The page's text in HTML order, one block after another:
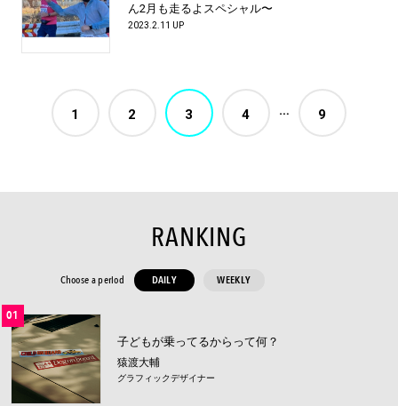
ん2月も走るよスペシャル〜
2023.2.11 UP
1 2 3 4 … 9
RANKING
Choose a period DAILY WEEKLY
01
子どもが乗ってるからって何？
猿渡大輔
グラフィックデザイナー